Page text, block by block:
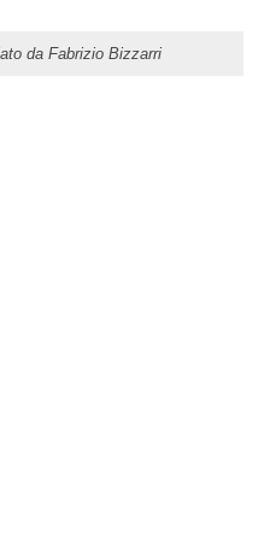
da Fabrizio Bizzarri